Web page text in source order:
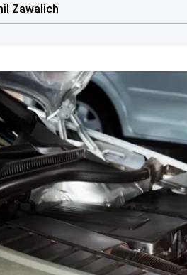
Zawalich